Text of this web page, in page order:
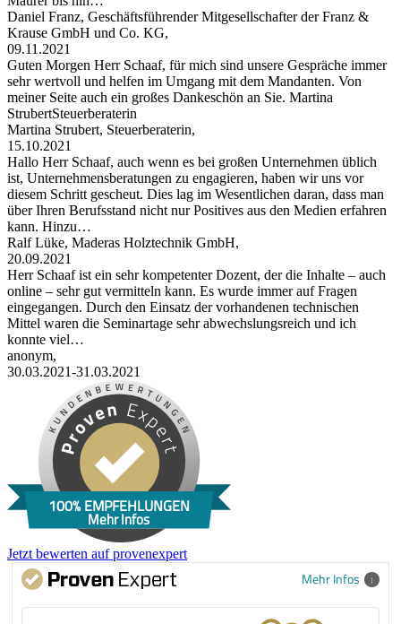
Daniel Franz, Geschäftsführender Mitgesellschafter der Franz &
Krause GmbH und Co. KG,
09.11.2021
Guten Morgen Herr Schaaf, für mich sind unsere Gespräche immer
sehr wertvoll und helfen im Umgang mit dem Mandanten. Von
meiner Seite auch ein großes Dankeschön an Sie. Martina
StrubertSteuerberaterin
Martina Strubert, Steuerberaterin,
15.10.2021
Hallo Herr Schaaf, auch wenn es bei großen Unternehmen üblich
ist, Unternehmensberatungen zu engagieren, haben wir uns vor
diesem Schritt gescheut. Dies lag im Wesentlichen daran, dass man
über Ihren Berufsstand nicht nur Positives aus den Medien erfahren
kann. Hinzu…
Ralf Lüke, Maderas Holztechnik GmbH,
20.09.2021
Herr Schaaf ist ein sehr kompetenter Dozent, der die Inhalte – auch
online – sehr gut vermitteln kann. Es wurde immer auf Fragen
eingegangen. Durch den Einsatz der vorhandenen technischen
Mittel waren die Seminartage sehr abwechslungsreich und ich
konnte viel…
anonym,
30.03.2021-31.03.2021
100% EMPFEHLUNGEN
Mehr Infos
Jetzt bewerten auf provenexpert
Mehr Infos